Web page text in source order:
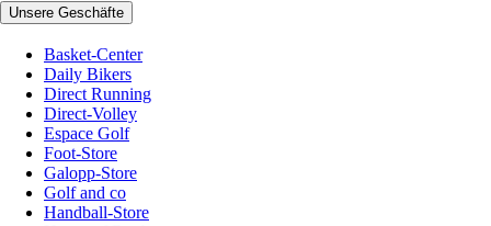
Unsere Geschäfte
Basket-Center
Daily Bikers
Direct Running
Direct-Volley
Espace Golf
Foot-Store
Galopp-Store
Golf and co
Handball-Store